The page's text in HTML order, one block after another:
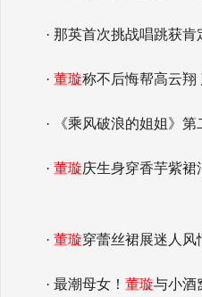
· 那英首次挑战唱跳获
· 董璇称不后悔帮高云翔
· 《乘风破浪的姐姐》
· 董璇庆生身穿香芋紫
· 董璇穿蕾丝裙展迷人风
· 最潮母女！ 董璇与小酒